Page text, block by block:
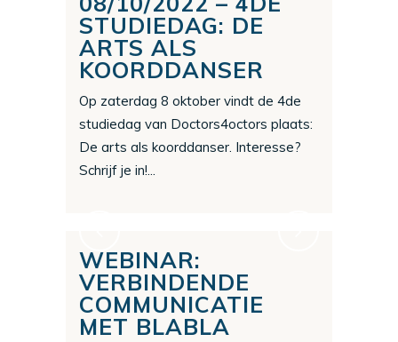
STUDIEDAG: DE
ARTS ALS
KOORDDANSER
Op zaterdag 8 oktober vindt de 4de
studiedag van Doctors4octors plaats:
De arts als koorddanser. Interesse?
Schrijf je in!...
WEBINAR:
VERBINDENDE
COMMUNICATIE
MET BLABLA